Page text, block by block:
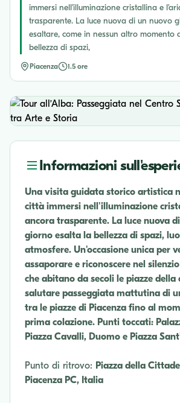
immersi nell’illuminazione cristallina e
trasparente. La luce nuova di un nuovo
esaltare, come in nessun altro momento
bellezza di spazi,
Piacenza 1.5 ore
Informazioni
Una visita guidata storico artistica
città immersi nell'illuminazione
ancora trasparente. La luce nuova
giorno esalta la bellezza di spazi,
atmosfere. Un'occasione unica per
assaporare e riconoscere nel
che abitano da secoli le piazze della
salutare passeggiata mattutina di
tra le piazze di Piacenza fino al
prima colazione. Punti toccati:
Piazza Cavalli, Duomo e Piazza
Punto di ritrovo: Piazza della
Piacenza PC, Italia